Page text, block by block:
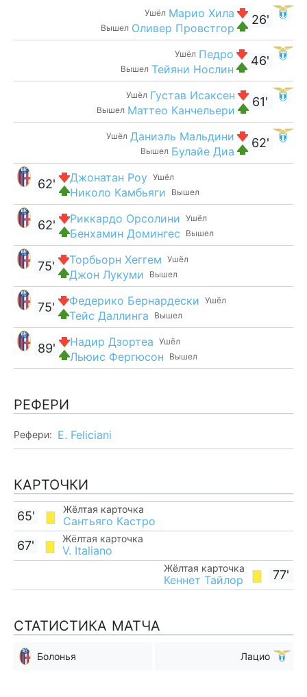
26'
Ушёл Марио Хила
Вышел Оливер Провстгор
46'
Ушёл Педро
Вышел Тейяни Нослин
61'
Ушёл Густав Исаксен
Вышел Маттео Канчельери
62'
Ушёл Даниэль Мальдини
Вышел Булайе Диа
Ушёл
Джонатан Роу
Вышел
Николо Камбьяги
62'
Ушёл
Риккардо Орсолини
Вышел
Бенхамин Домингес
62'
Ушёл
Торбьорн Хеггем
Вышел
Джон Лукуми
75'
Ушёл
Федерико Бернардески
Вышел
Тейс Даллинга
75'
Ушёл
Надир Дзортеа
Вышел
Льюис Фергюсон
89'
РЕФЕРИ
Рефери: E. Feliciani
КАРТОЧКИ
Жёлтая карточка
Сантьяго Кастро
65'
Жёлтая карточка
V. Italiano
67'
77'
Жёлтая карточка
Кеннет Тайлор
СТАТИСТИКА МАТЧА
Болонья Лацио